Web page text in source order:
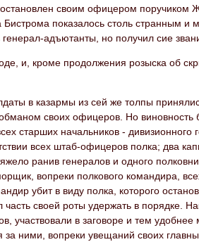
своим офицером
Бистрома показалось столь странным
адъютанты, но получил сие
и, кроме продолжения розыска об
в казармы из сей же толпы
своих офицеров. Но
старших начальников -
всех штаб-офицеров полка; два
ранив генералов и одного
вопреки полкового командира,
убит в виду полка, которого
своей роты удержать в порядке.
участвовали в заговоре и тем
за ними, вопреки увещаний своих